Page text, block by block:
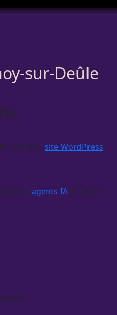
sur-Deûle
: e-mails, site WordPress
les agents IA en place